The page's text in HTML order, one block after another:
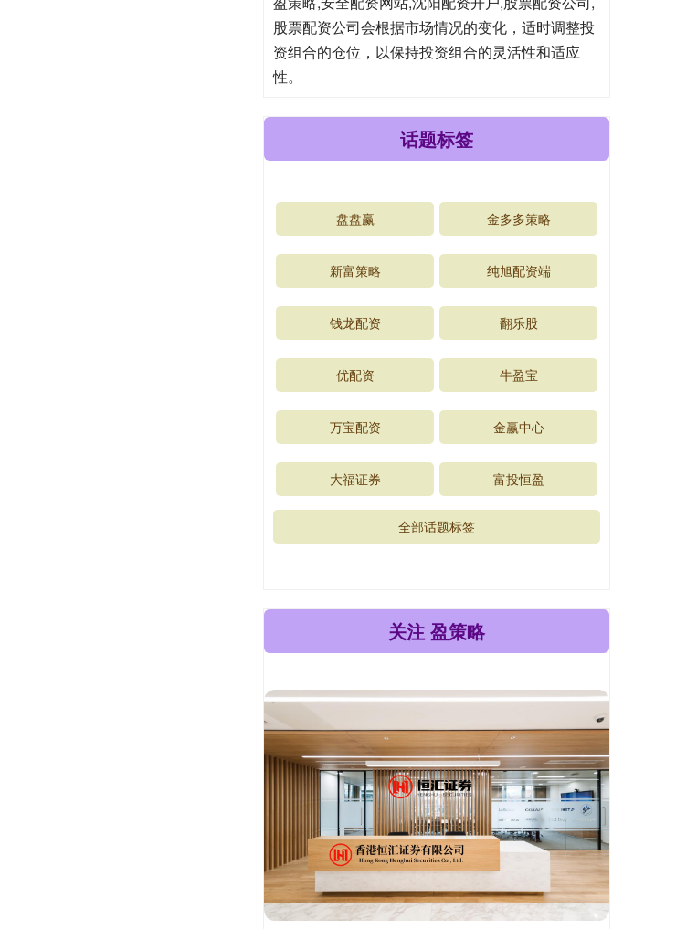
股票配资公司会根据市场情况的变化，适时调整投
资组合的仓位，以保持投资组合的灵活性和适应
性。
话题标签
盘盘赢 金多多策略
新富策略 纯旭配资端
钱龙配资 翻乐股
优配资 牛盈宝
万宝配资 金赢中心
大福证券 富投恒盈
全部话题标签
关注 盈策略